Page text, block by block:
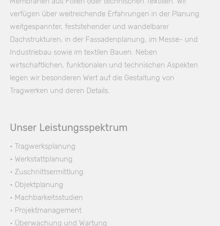
verfügen über weitreichende Erfahrungen in der Planung
weitgespannter, feststehender und wandelbarer
Dachstrukturen, in der Fassadenplanung, im Messe- und
Industriebau sowie im textilen Bauen. Neben
wirtschaftlichen, funktionalen und technischen Aspekten
legen wir besonderen Wert auf die Gestaltung von
Tragwerken und deren Details.
Unser Leistungsspektrum
• Tragwerksplanung
• Werkstattplanung
• Zuschnittsermittlung
• Objektplanung
• Machbarkeitsstudien
• Projektmanagement
• Überwachung und Wartung